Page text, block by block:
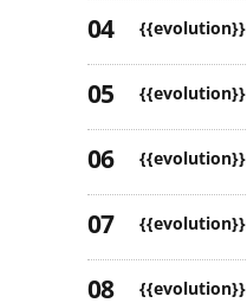
{{evolution}}
{{evolution}}
{{evolution}}
{{evolution}}
{{evolution}}